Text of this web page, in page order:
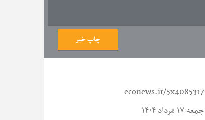
چاپ خبر
econews.ir/5x4085317
جمعه ۱۷ مرداد ۱۴۰۴